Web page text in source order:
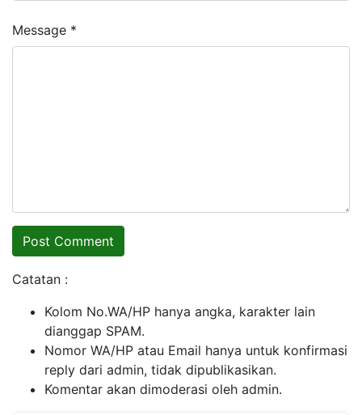
Message *
Catatan :
Kolom No.WA/HP hanya angka, karakter lain
dianggap SPAM.
Nomor WA/HP atau Email hanya untuk konfirmasi
reply dari admin, tidak dipublikasikan.
Komentar akan dimoderasi oleh admin.